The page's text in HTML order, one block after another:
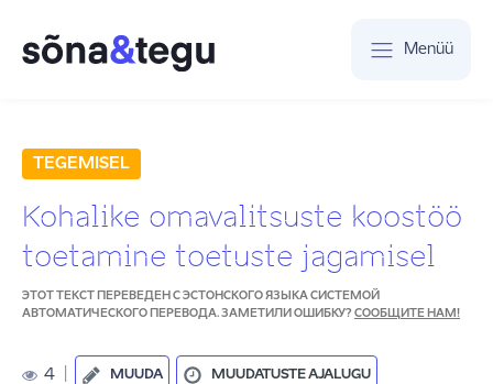
Menüü
TEGEMISEL
Kohalike omavalitsuste koostöö
toetamine toetuste jagamisel
ЭТОТ ТЕКСТ ПЕРЕВЕДЕН С ЭСТОНСКОГО ЯЗЫКА СИСТЕМОЙ
АВТОМАТИЧЕСКОГО ПЕРЕВОДА. ЗАМЕТИЛИ ОШИБКУ? СООБЩИТЕ НАМ!
4 MUUDA MUUDATUSTE AJALUGU